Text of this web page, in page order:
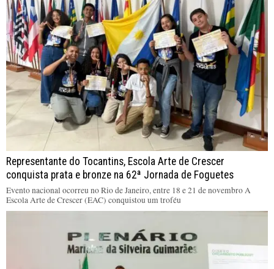
Representante do Tocantins, Escola Arte de Crescer
conquista prata e bronze na 62ª Jornada de Foguetes
Evento nacional ocorreu no Rio de Janeiro, entre 18 e 21 de novembro A
Escola Arte de Crescer (EAC) conquistou um troféu